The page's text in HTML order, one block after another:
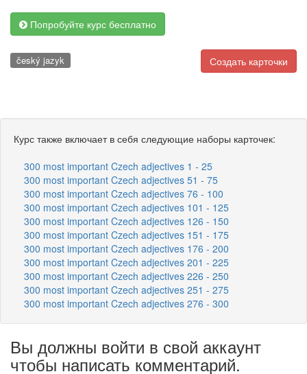
Попробуйте курс бесплатно
Создать карточки
český jazyk
Курс также включает в себя следующие наборы карточек:
300 most important Czech adjectives 1 - 25
300 most important Czech adjectives 51 - 75
300 most important Czech adjectives 76 - 100
300 most important Czech adjectives 101 - 125
300 most important Czech adjectives 126 - 150
300 most important Czech adjectives 151 - 175
300 most important Czech adjectives 176 - 200
300 most important Czech adjectives 201 - 225
300 most important Czech adjectives 226 - 250
300 most important Czech adjectives 251 - 275
300 most important Czech adjectives 276 - 300
Вы должны войти в свой аккаунт
чтобы написать комментарий.